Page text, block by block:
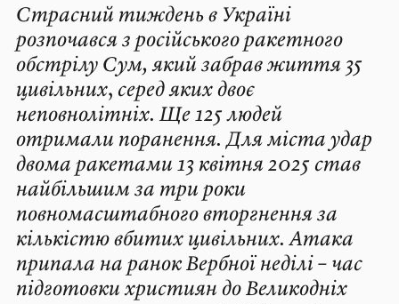
Страсний тиждень в Україні
розпочався з російського ракетного
обстрілу Сум, який забрав життя 35
цивільних, серед яких двоє
неповнолітніх. Ще 125 людей
отримали поранення. Для міста удар
двома ракетами 13 квітня 2025 став
найбільшим за три роки
повномасштабного вторгнення за
кількістю вбитих цивільних. Атака
припала на ранок Вербної неділі – час
підготовки християн до Великодніх